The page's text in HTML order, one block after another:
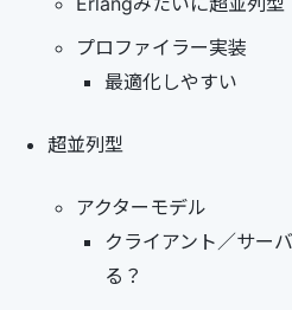
プロファイラー実装
最適化しやすい
超並列型
アクターモデル
クライアント／サー
る？